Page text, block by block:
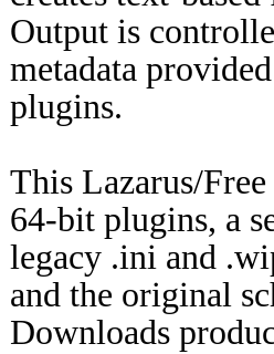
Output is
metadata
plugins.
This Lazarus/
64-bit plugins, a
legacy .ini and
and the original
Downloads